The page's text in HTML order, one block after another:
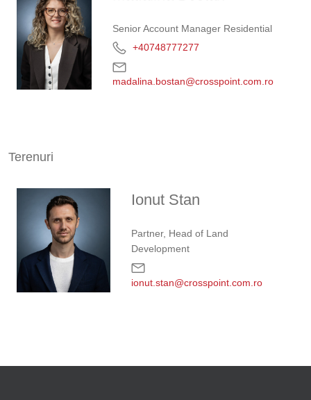
Senior Account Manager Residential
+40748777277
madalina.bostan@crosspoint.com.ro
Terenuri
Ionut Stan
Partner, Head of Land
Development
ionut.stan@crosspoint.com.ro